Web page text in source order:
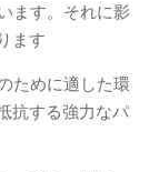
ます。それに影
ます
ために適した環
抗する強力なパ